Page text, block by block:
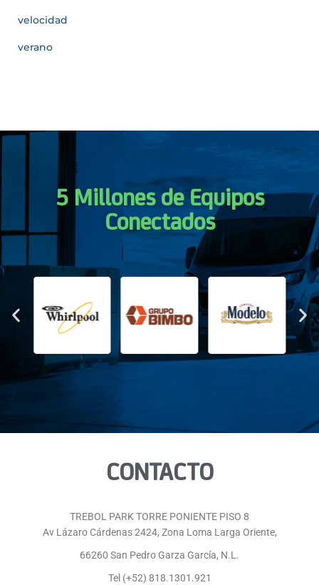
velocidad
verano
5 Millones de Equipos
Conectados
CONTACTO
TREBOL PARK TORRE PONIENTE PISO 8
Av Lázaro Cárdenas 2424, Zona Loma Larga Oriente,
66260 San Pedro Garza García, N.L.
Tel (+52) 818.1301.921